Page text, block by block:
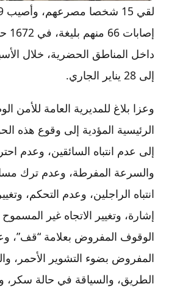
إلى 28 يناير الجاري.
وعزا بلاغ للمديرية العامة للأمن
الرئيسية المؤدية إلى وقوع هذه
إلى عدم انتباه السائقين، وعدم
والسرعة المفرطة، وعدم ترك
انتباه الراجلين، وعدم التحكم،
إشارة، وتغيير الاتجاه غير
الوقوف المفروض بعلامة “قف”،
المفروض بضوء التشوير الأحمر،
الطريق، والسياقة في حالة سكر،